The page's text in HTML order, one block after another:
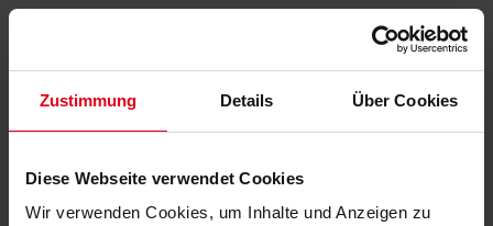
Zustimmung Details Über Cookies
Diese Webseite verwendet Cookies
Wir verwenden Cookies, um Inhalte und Anzeigen zu